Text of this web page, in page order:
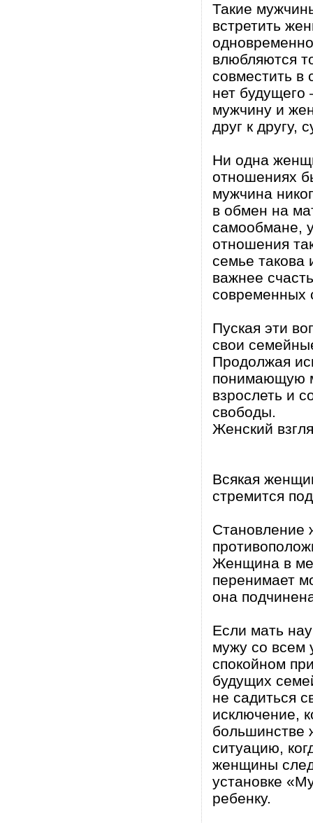
Такие
встретить
влюбляются
совместить в
нет
мужчину и
друг к другу,
Ни одна
отношениях
мужчина
в обмен на
самообмане,
отношения
семье такова
важнее
современных
Пуская эти
свои
Продолжая
понимающую
взрослеть и
свободы.
Женский
Всякая
стремится
Становление
Женщина в
перенимает
она
Если мать
мужу со всем
спокойном
будущих
не садиться
исключение,
большинстве
ситуацию,
женщины
установке
ребенку.